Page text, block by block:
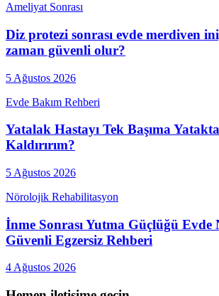
Ameliyat Sonrası
Diz protezi sonrası evde merdiven
zaman güvenli olur?
5 Ağustos 2026
Evde Bakım Rehberi
Yatalak Hastayı Tek Başıma
Kaldırırım?
5 Ağustos 2026
Nörolojik Rehabilitasyon
İnme Sonrası Yutma Güçlüğü Evde
Güvenli Egzersiz Rehberi
4 Ağustos 2026